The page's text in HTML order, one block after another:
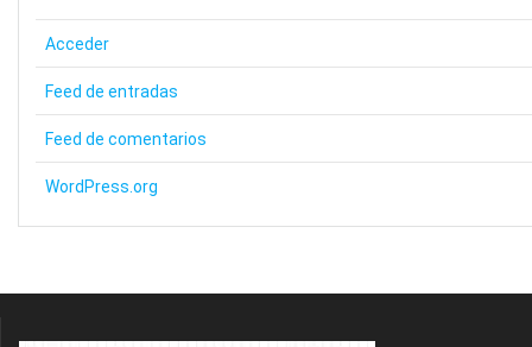
Acceder
Feed de entradas
Feed de comentarios
WordPress.org